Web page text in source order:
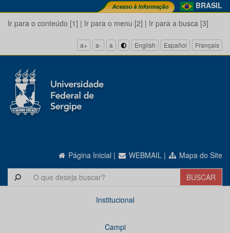
BRASIL
Ir para o conteúdo [1] | Ir para o menu [2] | Ir para a busca [3]
a+ a- a English Español Français
Página Inicial | WEBMAIL | Mapa do Site
Institucional
Campi